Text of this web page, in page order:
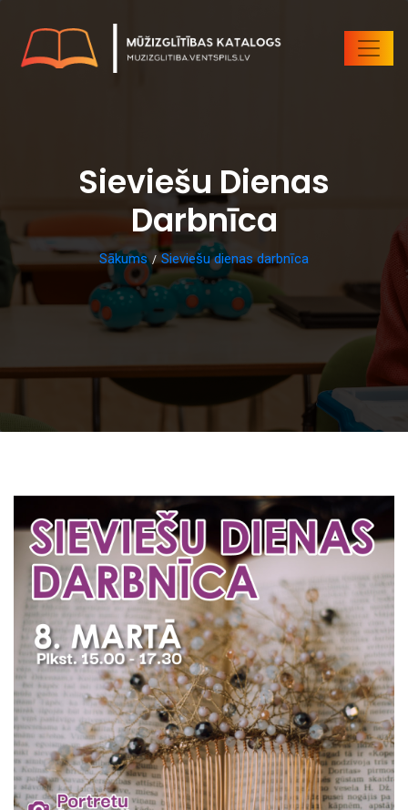
Sieviešu Dienas
Darbnīca
Sākums / Sieviešu dienas darbnīca